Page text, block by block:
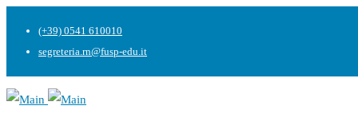
(+39) 0541 610010
segreteria.rn@fusp-edu.it